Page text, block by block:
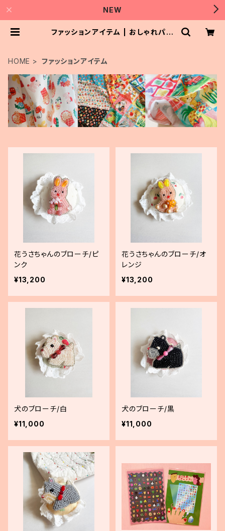
NEW
ファッションアイテム | おしゃれパー
HOME ファッションアイテム
花うさちゃんのブローチ/ピ
ンク
¥13,200
花うさちゃんのブローチ/オ
レンジ
¥13,200
犬のブローチ/白
¥11,000
犬のブローチ/黒
¥11,000